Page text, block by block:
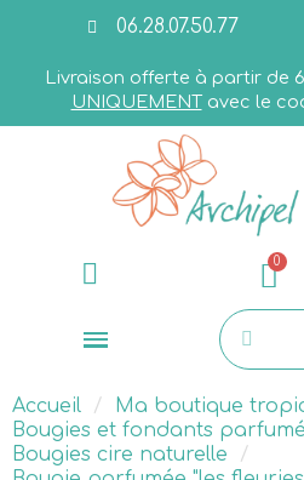
06.28.07.50.77
Livraison offerte à partir de
UNIQUEMENTavec le
Accueil
Ma boutique
Bougies et fondants
Bougies cire naturelle